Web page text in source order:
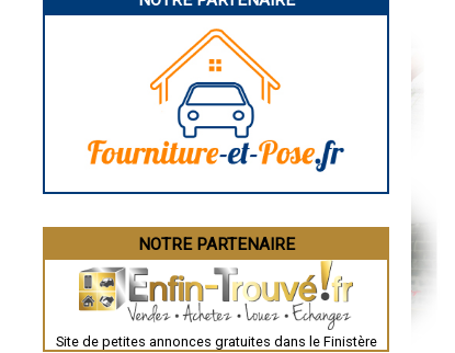
NOTRE PARTENAIRE
Site de petites annonces gratuites dans le Finistère